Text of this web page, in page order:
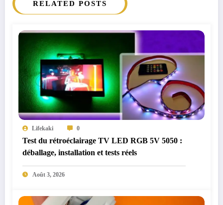
RELATED POSTS
Lifekaki 0
Test du rétroéclairage TV LED RGB 5V 5050 :
déballage, installation et tests réels
Août 3, 2026